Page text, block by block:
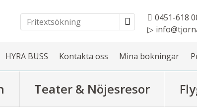
0451-618
HYRA BUSS Kontakta oss Mina bokningar
Teater & Nöjesresor